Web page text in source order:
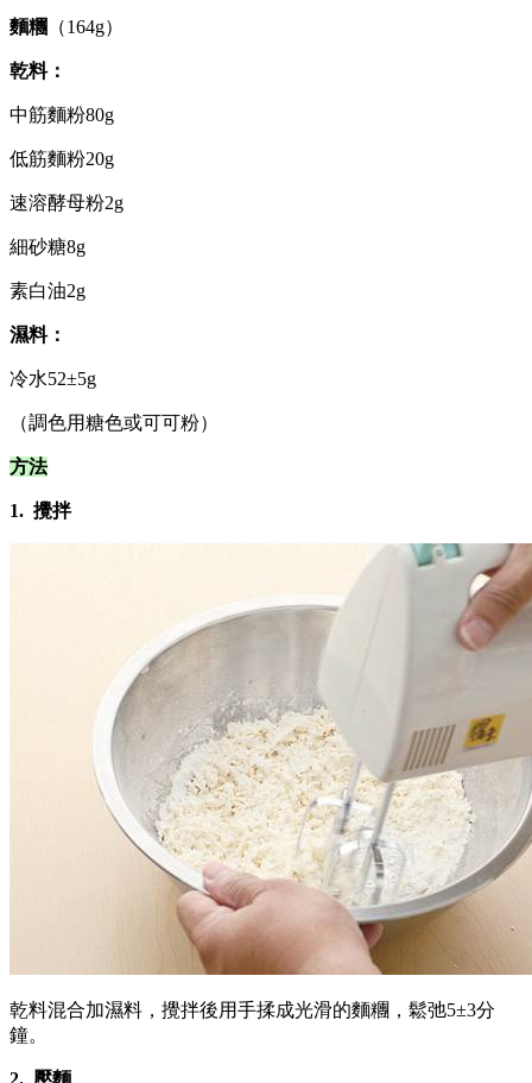
麵糰 （164g）
乾料：
中筋麵粉80g
低筋麵粉20g
速溶酵母粉2g
細砂糖8g
素白油2g
濕料：
冷水52±5g
（調色用糖色或可可粉）
方法
1. 攪拌
乾料混合加濕料，攪拌後用手揉成光滑的麵糰，鬆弛5±3分
鐘。
2. 壓麵